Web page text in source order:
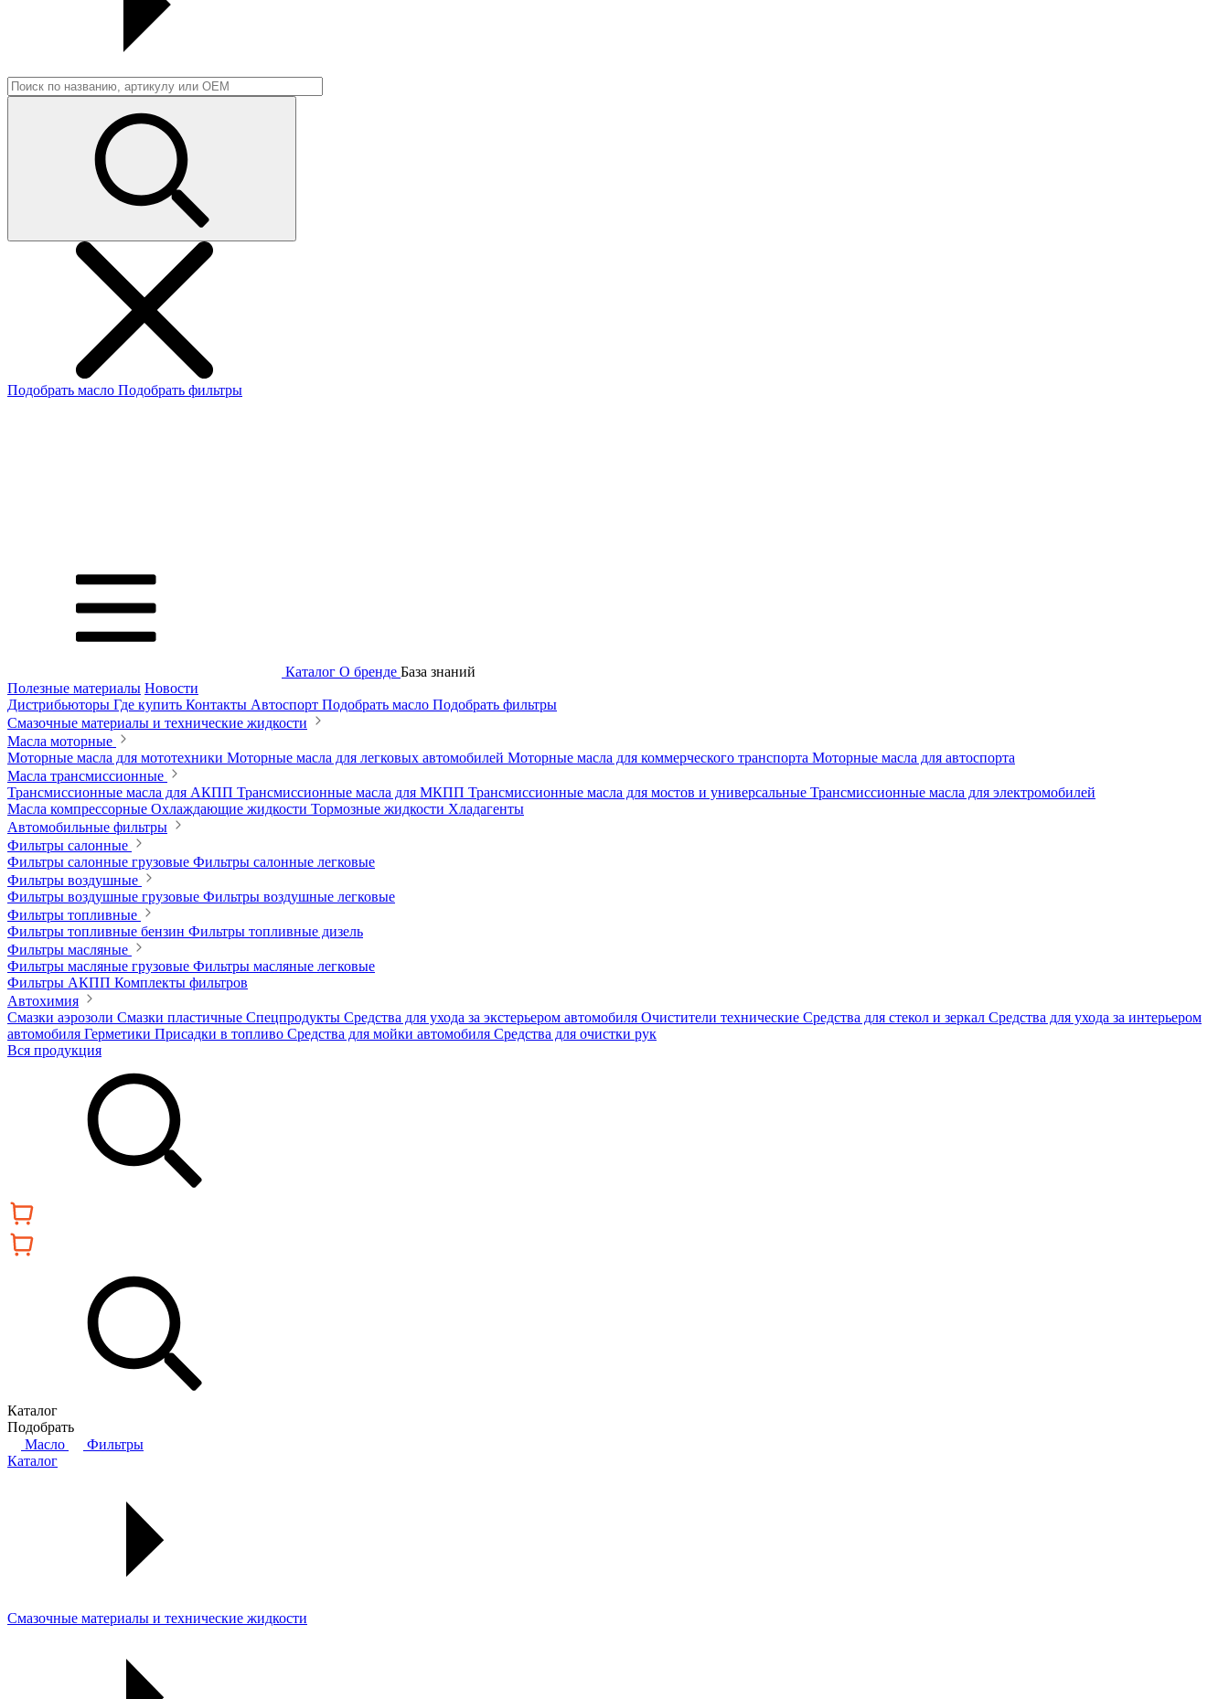
Подобрать масло Подобрать фильтры
Каталог О бренде База знаний
Полезные материалы Новости
Дистрибьюторы Где купить Контакты Автоспорт Подобрать масло Подобрать фильтры
Смазочные материалы и технические жидкости
Масла моторные
Моторные масла для мототехники Моторные масла для легковых автомобилей Моторные масла для коммерческого транспорта Моторные масла для автоспорта
Масла трансмиссионные
Трансмиссионные масла для АКПП Трансмиссионные масла для МКПП Трансмиссионные масла для мостов и универсальные Трансмиссионные масла для электромобилей
Масла компрессорные Охлаждающие жидкости Тормозные жидкости Хладагенты
Автомобильные фильтры
Фильтры салонные
Фильтры салонные грузовые Фильтры салонные легковые
Фильтры воздушные
Фильтры воздушные грузовые Фильтры воздушные легковые
Фильтры топливные
Фильтры топливные бензин Фильтры топливные дизель
Фильтры масляные
Фильтры масляные грузовые Фильтры масляные легковые
Фильтры АКПП Комплекты фильтров
Автохимия
Смазки аэрозоли Смазки пластичные Спецпродукты Средства для ухода за экстерьером автомобиля Очистители технические Средства для стекол и зеркал Средства для ухода за интерьером
автомобиля Герметики Присадки в топливо Средства для мойки автомобиля Средства для очистки рук
Вся продукция
Каталог
Подобрать
Масло
Фильтры
Каталог
Смазочные материалы и технические жидкости